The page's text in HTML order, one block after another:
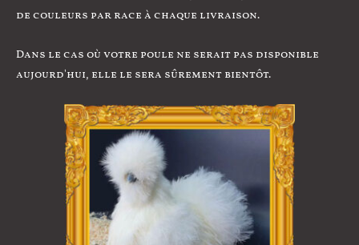
de couleurs par race à chaque livraison.
Dans le cas où votre poule ne serait pas disponible
aujourd'hui, elle le sera sûrement bientôt.